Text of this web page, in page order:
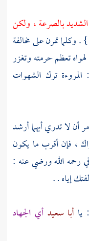
بالصرعة ، ولكن
} . وكلما تمرن على مخالفة
تعظم حرمته وتغزر
المروءة ترك الشهوات
أن لا تدري أيهما أرشد
، فإن أقرب ما يكون
رحمه الله ورضي عنه :
إياه . .
يا أبا سعيدأي الجهاد